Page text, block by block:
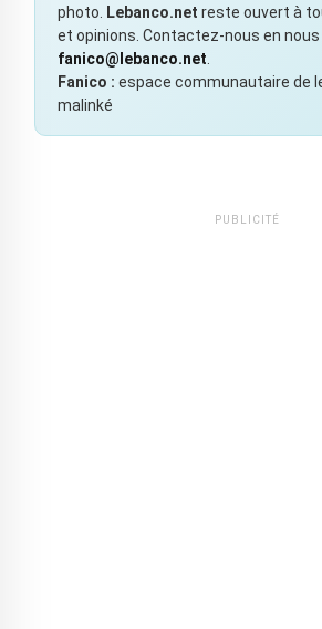
photo.
Lebanco.net reste ouvert à
et opinions. Contactez-nous en
fanico@lebanco.net
Fanico : espace communautaire de
malinké
PUBLICITÉ